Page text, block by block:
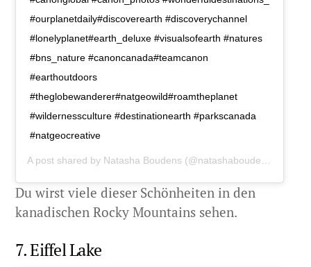
#ourplanetdaily#discoverearth #discoverychannel
#lonelyplanet#earth_deluxe #visualsofearth #natures
#bns_nature #canoncanada#teamcanon
#earthoutdoors
#theglobewanderer#natgeowild#roamtheplanet
#wildernessculture #destinationearth #parkscanada
#natgeocreative
A post shared by Natasha Boudens (@natashaboudens100) on
Du wirst viele dieser Schönheiten in den
kanadischen Rocky Mountains sehen.
7. Eiffel Lake